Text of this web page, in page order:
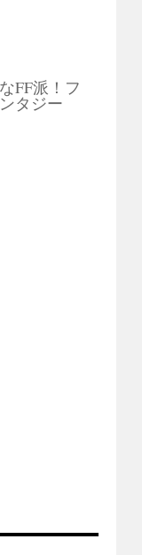
FF派！フ
タジー